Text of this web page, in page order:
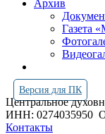
Архив
Газета
Версия для ПК
Центральное
ИНН: 0274035950
Контакты